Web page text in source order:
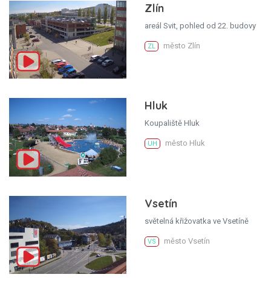
Zlín
areál Svit, pohled od 22. budovy
ZL město Zlín
Hluk
Koupaliště Hluk
UH město Hluk
Vsetín
světelná křižovatka ve Vsetíně
VS město Vsetín